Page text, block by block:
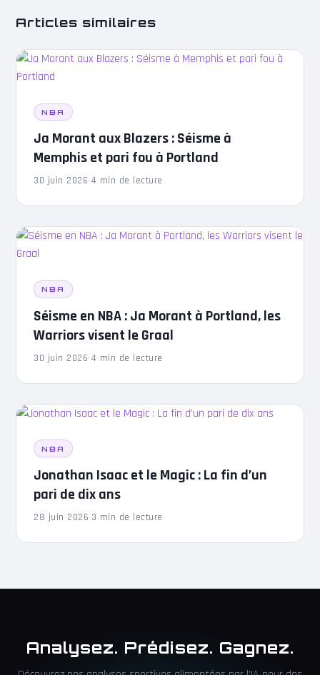
Articles similaires
NBA
Ja Morant aux Blazers : Séisme à
Memphis et pari fou à Portland
30 juin 2026·4 min de lecture
NBA
Séisme en NBA : Ja Morant à Portland, les
Warriors visent le Graal
30 juin 2026·4 min de lecture
NBA
Jonathan Isaac et le Magic : La fin d’un
pari de dix ans
28 juin 2026·3 min de lecture
Analysez. Prédisez. Gagnez.